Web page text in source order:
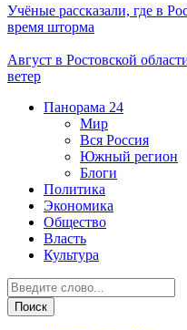
Учёные рассказали, где в
время шторма
Август в Ростовской
ветер
Панорама 24
Мир
Вся Россия
Южный регион
Блоги
Политика
Экономика
Общество
Власть
Культура